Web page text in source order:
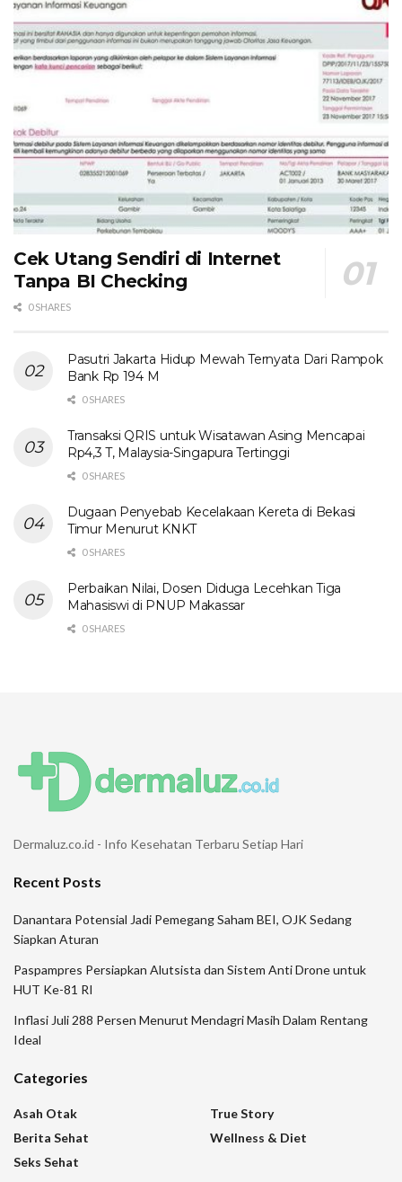
Cek Utang Sendiri di Internet
Tanpa BI Checking
0 SHARES
Pasutri Jakarta Hidup Mewah Ternyata Dari Rampok
Bank Rp 194 M
0 SHARES
Transaksi QRIS untuk Wisatawan Asing Mencapai
Rp4,3 T, Malaysia-Singapura Tertinggi
0 SHARES
Dugaan Penyebab Kecelakaan Kereta di Bekasi
Timur Menurut KNKT
0 SHARES
Perbaikan Nilai, Dosen Diduga Lecehkan Tiga
Mahasiswi di PNUP Makassar
0 SHARES
Dermaluz.co.id - Info Kesehatan Terbaru Setiap Hari
Recent Posts
Danantara Potensial Jadi Pemegang Saham BEI, OJK Sedang
Siapkan Aturan
Paspampres Persiapkan Alutsista dan Sistem Anti Drone untuk
HUT Ke-81 RI
Inflasi Juli 288 Persen Menurut Mendagri Masih Dalam Rentang
Ideal
Categories
Asah Otak
Berita Sehat
Seks Sehat
True Story
Wellness & Diet